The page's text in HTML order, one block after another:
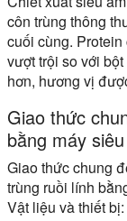
côn trùng thông
cuối cùng.
vượt trội so với
hơn, hương vị
Giao thức
bằng máy
Giao thức chung
trùng ruồi lính
Vật liệu và thiết bị: